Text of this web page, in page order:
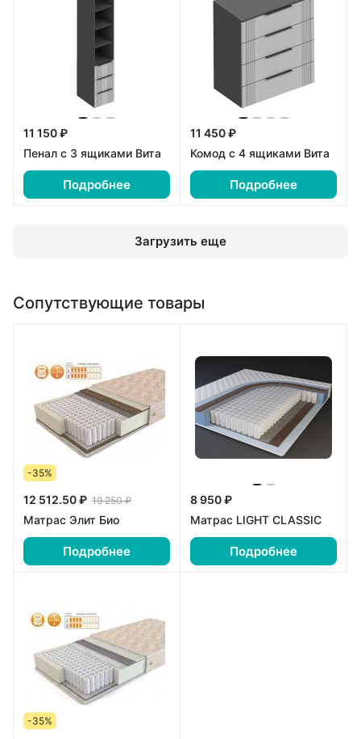
11 150 ₽
Пенал с 3 ящиками Вита
Подробнее
11 450 ₽
Комод с 4 ящиками Вита
Подробнее
Загрузить еще
Сопутствующие товары
-35%
12 512.50 ₽ 19 250 ₽
Матрас Элит Био
Подробнее
8 950 ₽
Матрас LIGHT CLASSIC
Подробнее
-35%